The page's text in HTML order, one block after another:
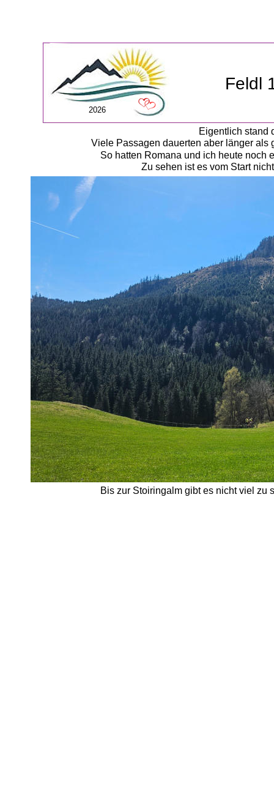
Eigentlich stand
Viele Passagen dauerten aber länger
So hatten Romana und ich heute noch
Zu sehen ist es vom Start
Feldl
2026
Bis zur Stoiringalm gibt es nicht viel zu